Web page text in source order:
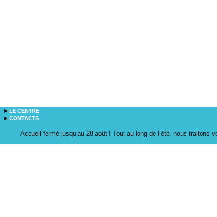
LE CENTRE
CONTACTS
Accueil fermé jusqu’au 28 août ! Tout au long de l’été, nous